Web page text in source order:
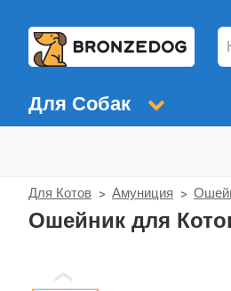
Для Собак
Для Котов Амуниция
Ошейник для